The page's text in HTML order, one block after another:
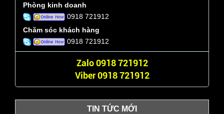
Phòng kinh doanh
0918 721912
Chăm sóc khách hàng
0918 721912
Zalo 0918 721912
Viber 0918 721912
TIN TỨC MỚI